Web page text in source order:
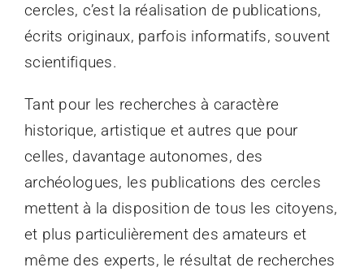
cercles, c’est la réalisation de publications,
écrits originaux, parfois informatifs, souvent
scientifiques.
Tant pour les recherches à caractère
historique, artistique et autres que pour
celles, davantage autonomes, des
archéologues, les publications des cercles
mettent à la disposition de tous les citoyens,
et plus particulièrement des amateurs et
même des experts, le résultat de recherches